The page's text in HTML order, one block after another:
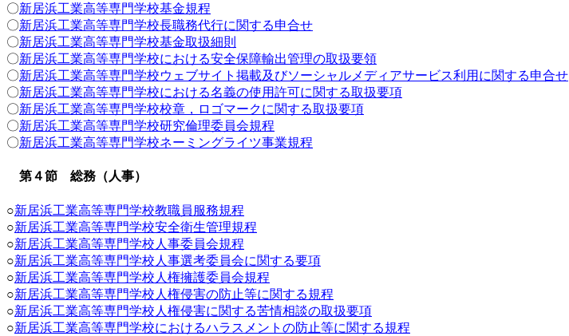
〇新居浜工業高等専門学校基金規程
〇新居浜工業高等専門学校長職務代行に関する申合せ
〇新居浜工業高等専門学校基金取扱細則
〇新居浜工業高等専門学校における安全保障輸出管理の取扱要領
〇新居浜工業高等専門学校ウェブサイト掲載及びソーシャルメディアサービス利用に関する申合せ
〇新居浜工業高等専門学校における名義の使用許可に関する取扱要項
〇新居浜工業高等専門学校校章，ロゴマークに関する取扱要項
〇新居浜工業高等専門学校研究倫理委員会規程
〇新居浜工業高等専門学校ネーミングライツ事業規程
第４節 総務（人事）
○新居浜工業高等専門学校教職員服務規程
○新居浜工業高等専門学校安全衛生管理規程
○新居浜工業高等専門学校人事委員会規程
○新居浜工業高等専門学校人事選考委員会に関する要項
○新居浜工業高等専門学校人権擁護委員会規程
○新居浜工業高等専門学校人権侵害の防止等に関する規程
○新居浜工業高等専門学校人権侵害に関する苦情相談の取扱要項
○新居浜工業高等専門学校におけるハラスメントの防止等に関する規程